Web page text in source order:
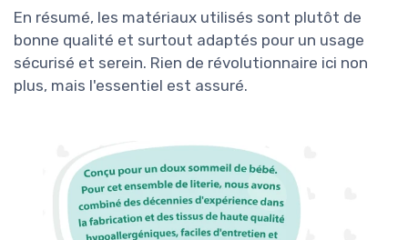
En résumé, les matériaux utilisés sont plutôt de
bonne qualité et surtout adaptés pour un usage
sécurisé et serein. Rien de révolutionnaire ici non
plus, mais l'essentiel est assuré.